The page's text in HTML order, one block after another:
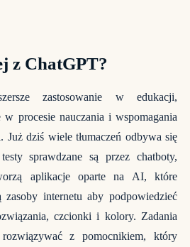
z ChatGPT?
zastosowanie w edukacji,
procesie nauczania i wspomagania
Już dziś wiele tłumaczeń odbywa się
sprawdzane są przez chatboty,
aplikacje oparte na AI, które
zasoby internetu aby podpowiedzieć
czcionki i kolory. Zadania
rozwiązywać z pomocnikiem, który